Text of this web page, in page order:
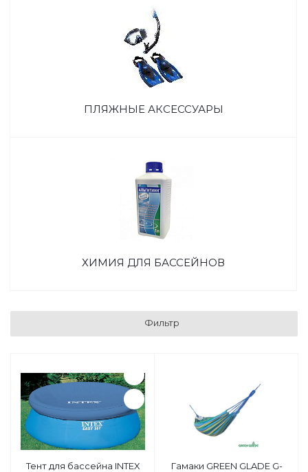
ПЛЯЖНЫЕ АКСЕССУАРЫ
ХИМИЯ ДЛЯ БАССЕЙНОВ
Фильтр
Тент для бассейна INTEX
Гамаки GREEN GLADE G-